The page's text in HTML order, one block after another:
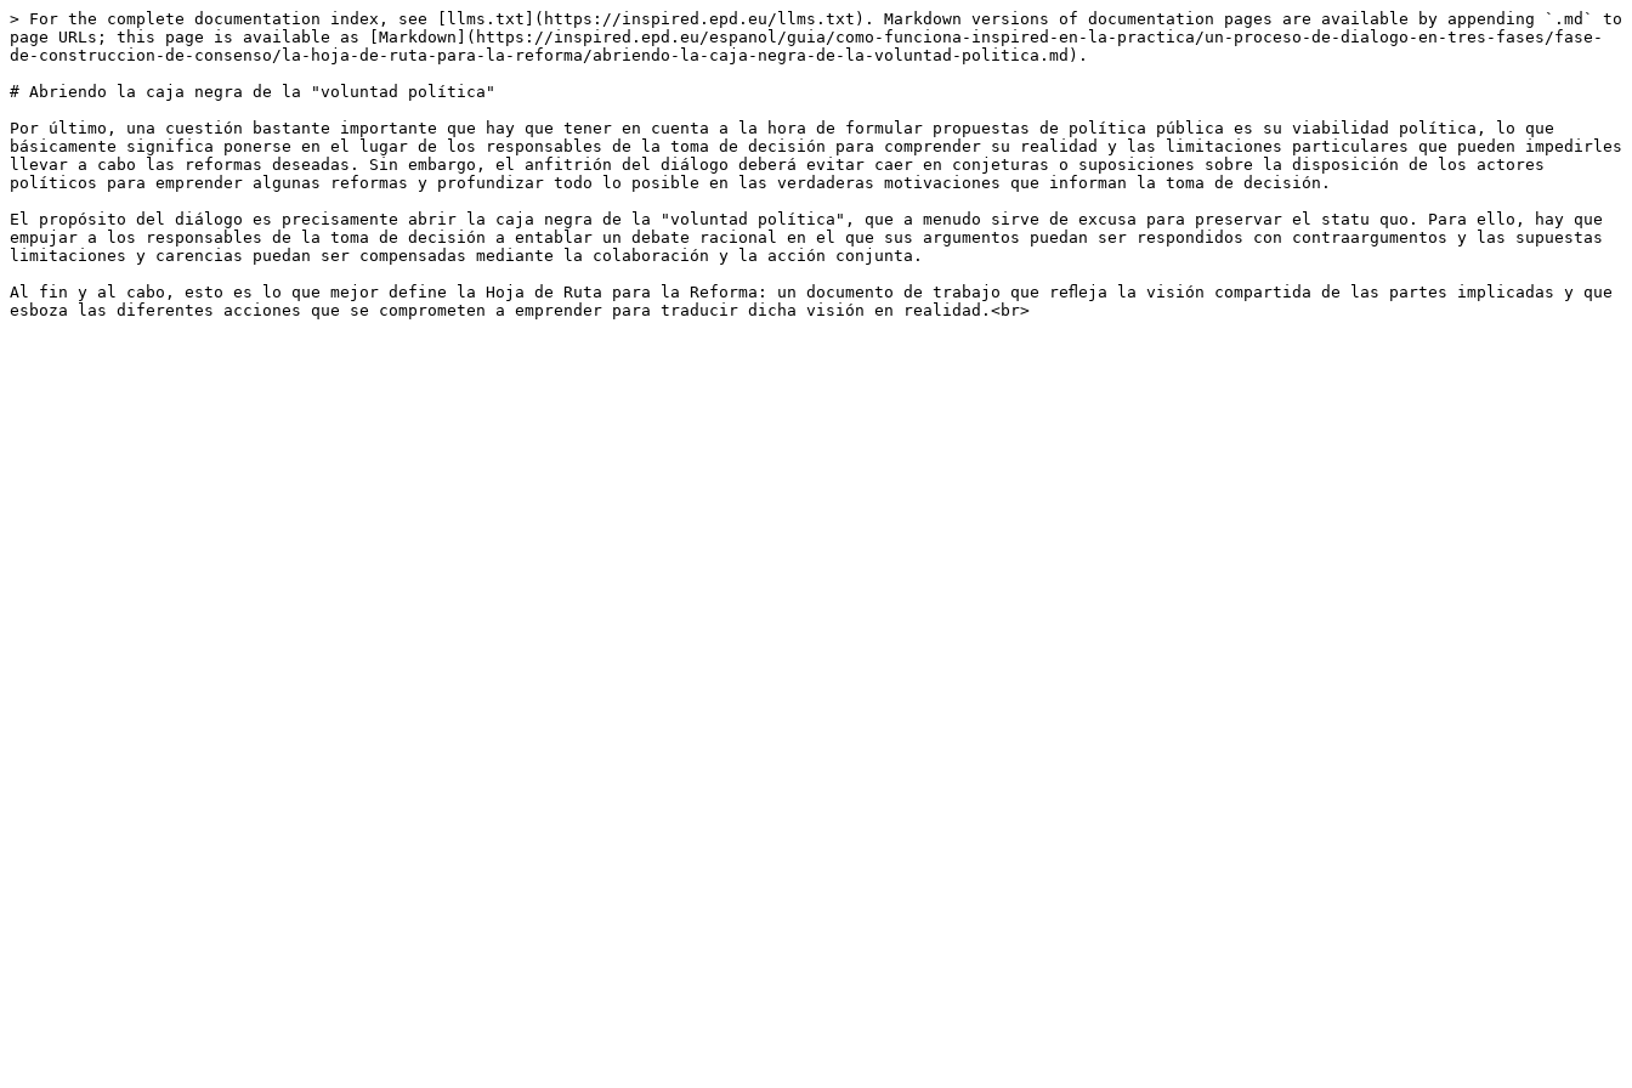
> For the complete documentation index, see [llms.txt](https://inspired.epd.eu/llms.txt). Markdown versions of documentation pages are available by appending `.md` to
page URLs; this page is available as [Markdown](https://inspired.epd.eu/espanol/guia/como-funciona-inspired-en-la-practica/un-proceso-de-dialogo-en-tres-fases/fase-
de-construccion-de-consenso/la-hoja-de-ruta-para-la-reforma/abriendo-la-caja-negra-de-la-voluntad-politica.md).
# Abriendo la caja negra de la "voluntad política"
Por último, una cuestión bastante importante que hay que tener en cuenta a la hora de formular propuestas de política pública es su viabilidad política, lo que
básicamente significa ponerse en el lugar de los responsables de la toma de decisión para comprender su realidad y las limitaciones particulares que pueden impedirles
llevar a cabo las reformas deseadas. Sin embargo, el anfitrión del diálogo deberá evitar caer en conjeturas o suposiciones sobre la disposición de los actores
políticos para emprender algunas reformas y profundizar todo lo posible en las verdaderas motivaciones que informan la toma de decisión.
El propósito del diálogo es precisamente abrir la caja negra de la "voluntad política", que a menudo sirve de excusa para preservar el statu quo. Para ello, hay que
empujar a los responsables de la toma de decisión a entablar un debate racional en el que sus argumentos puedan ser respondidos con contraargumentos y las supuestas
limitaciones y carencias puedan ser compensadas mediante la colaboración y la acción conjunta.
Al fin y al cabo, esto es lo que mejor define la Hoja de Ruta para la Reforma: un documento de trabajo que reﬂeja la visión compartida de las partes implicadas y que